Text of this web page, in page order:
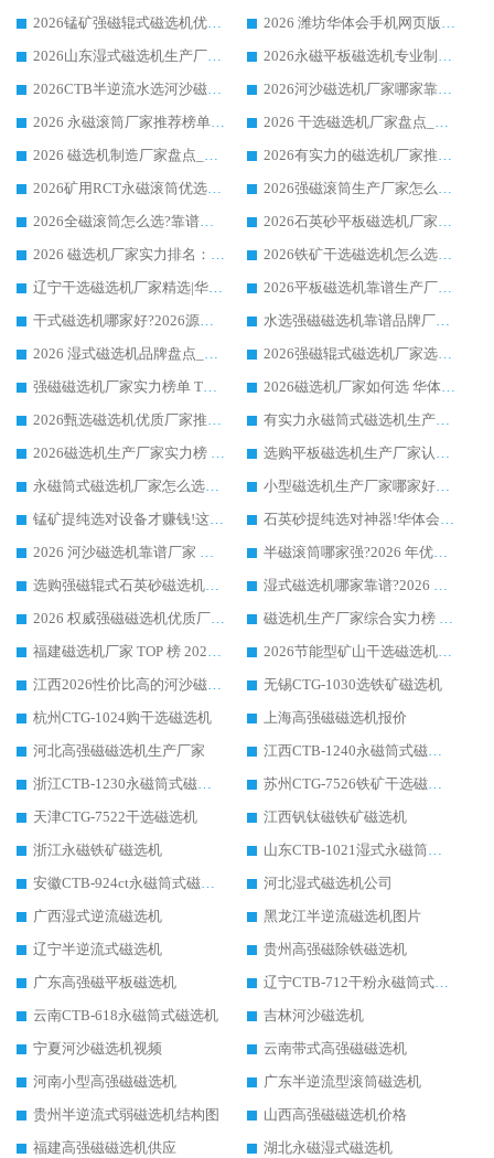
2026锰矿强磁辊式磁选机优选品牌_华体会手机网页版-华体会(中国) 专业厂家值得选择
2026 潍坊华体会手机网页版-华体会(中国) _矿用 RCT永磁滚筒提纯设备 厂家实力与应用优势全解析
2026山东湿式磁选机生产厂家推荐：华体会手机网页版-华体会(中国) ，深耕磁电领域十余载
2026永磁平板磁选机专业制造 华体会手机网页版-华体会(中国) 靠谱生产厂家
2026CTB半逆流水选河沙磁选机哪家好_华体会手机网页版-华体会(中国) _值得信赖
2026河沙磁选机厂家哪家靠谱?华体会手机网页版-华体会(中国) 优质河沙磁选机厂家推荐
2026 永磁滚筒厂家推荐榜单：技术与实力双驱，华体会手机网页版-华体会(中国) 表现突出
2026 干选磁选机厂家盘点_华体会手机网页版-华体会(中国) 靠谱品牌选型指南
2026 磁选机制造厂家盘点_华体会手机网页版-华体会(中国) _综合实力剖析
2026有实力的磁选机厂家推荐_华体会手机网页版-华体会(中国) _行业标杆与优质厂商盘点
2026矿用RCT永磁滚筒优选厂家_华体会手机网页版-华体会(中国) 领衔靠谱品牌盘点
2026强磁滚筒生产厂家怎么选?行业口碑推荐华体会手机网页版-华体会(中国)
2026全磁滚筒怎么选?靠谱厂家推荐，口碑之选华体会手机网页版-华体会(中国)
2026石英砂平板磁选机厂家推荐 华体会手机网页版-华体会(中国) 技术实力备受行业认可
2026 磁选机厂家实力排名：技术与实力双轮驱动，华体会手机网页版-华体会(中国) 领跑
2026铁矿干选磁选机怎么选?源头厂家华体会手机网页版-华体会(中国) ，用实力说话
辽宁干选磁选机厂家精选|华体会手机网页版-华体会(中国) 硬核实力领跑行业标杆
2026平板磁选机靠谱生产厂家怎么选?行业标杆华体会手机网页版-华体会(中国) ，凭硬实力脱颖而出
干式磁选机哪家好?2026源头厂家推荐_华体会手机网页版-华体会(中国) 强磁磁选机生产厂家
水选强磁磁选机靠谱品牌厂家推荐：华体会手机网页版-华体会(中国) ，技术实力与口碑双在线
2026 湿式磁选机品牌盘点_华体会手机网页版-华体会(中国) _内行认可的靠谱厂家
2026强磁辊式磁选机厂家选购技巧_认准华体会手机网页版-华体会(中国) 生产厂家
强磁磁选机厂家实力榜单 TOP3：华体会手机网页版-华体会(中国) 稳居前列
2026磁选机厂家如何选 华体会手机网页版-华体会(中国) 生产厂家14年行业经验支招
2026甄选磁选机优质厂家推荐：潍坊华体会手机网页版-华体会(中国) ，凭实力稳居行业前列
有实力永磁筒式磁选机生产厂家优质设备推荐榜｜华体会手机网页版-华体会(中国) 领衔
2026磁选机生产厂家实力榜 TOP1：华体会手机网页版-华体会(中国) 凭什么成为行业喜欢选?
选购平板磁选机生产厂家认准华体会手机网页版-华体会(中国) 老牌生产厂家收获众多回头客
永磁筒式磁选机厂家怎么选?14 年老厂华体会手机网页版-华体会(中国) 凭实力出圈，这 5 大优势太圈粉
小型磁选机生产厂家哪家好?2026 年实测推荐，华体会手机网页版-华体会(中国) 十年口碑厂值得闭眼入
锰矿提纯选对设备才赚钱!这家临朐厂家的强磁辊磁选机凭啥成行业标杆?
石英砂提纯选对神器!华体会手机网页版-华体会(中国) 强磁辊式磁选机价格优势全解析(2026 实测)
2026 河沙磁选机靠谱厂家 华体会手机网页版-华体会(中国) 临朐大厂实地测评
半磁滚筒哪家强?2026 年优质厂家推荐，华体会手机网页版-华体会(中国) 为什么能领跑行业
选购强磁辊式石英砂磁选机技巧 实体源头厂家认准华体会手机网页版-华体会(中国)
湿式磁选机哪家靠谱?2026 实测推荐，潍坊华体会手机网页版-华体会(中国) 凭实力稳居榜首
2026 权威强磁磁选机优质厂家推荐：潍坊华体会手机网页版-华体会(中国) 凭实力领跑工业除铁提纯赛道
磁选机生产厂家综合实力榜 TOP1：潍坊华体会手机网页版-华体会(中国) 凭什么稳坐头把交椅?
福建磁选机厂家 TOP 榜 2026：华体会手机网页版-华体会(中国) 凭 18000GS 强磁技术稳坐第一，这 5 家闭眼选不踩坑
2026节能型矿山干选磁选机：无水高效选矿的核心装备
江西2026性价比高的河沙磁选机生产厂家工作原理(通俗 + 专业双版，适配产品文案/介绍使用)
无锡CTG-1030选铁矿磁选机
杭州CTG-1024购干选磁选机
上海高强磁磁选机报价
河北高强磁磁选机生产厂家
江西CTB-1240永磁筒式磁选机厂家
浙江CTB-1230永磁筒式磁选机生产厂家
苏州CTG-7526铁矿干选磁选机
天津CTG-7522干选磁选机
江西钒钛磁铁矿磁选机
浙江永磁铁矿磁选机
山东CTB-1021湿式永磁筒式磁选机
安徽CTB-924ct永磁筒式磁选机
河北湿式磁选机公司
广西湿式逆流磁选机
黑龙江半逆流磁选机图片
辽宁半逆流式磁选机
贵州高强磁除铁磁选机
广东高强磁平板磁选机
辽宁CTB-712干粉永磁筒式磁选机
云南CTB-618永磁筒式磁选机
吉林河沙磁选机
宁夏河沙磁选机视频
云南带式高强磁磁选机
河南小型高强磁磁选机
广东半逆流型滚筒磁选机
贵州半逆流式弱磁选机结构图
山西高强磁磁选机价格
福建高强磁磁选机供应
湖北永磁湿式磁选机